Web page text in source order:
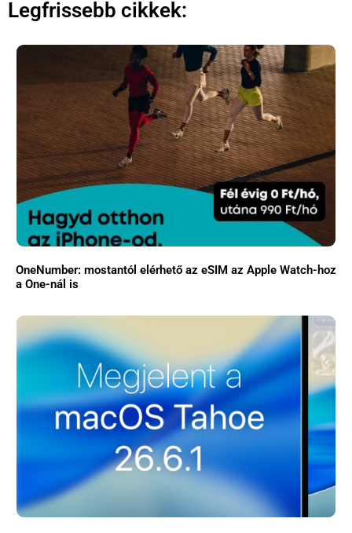
Legfrissebb cikkek:
OneNumber: mostantól elérhető az eSIM az Apple Watch-hoz
a One-nál is